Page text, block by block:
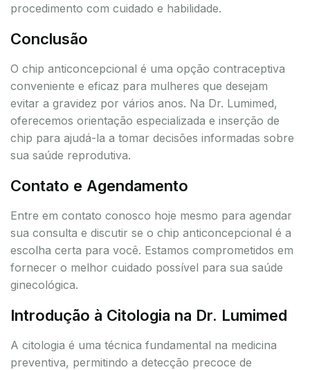
procedimento com cuidado e habilidade.
Conclusão
O chip anticoncepcional é uma opção contraceptiva
conveniente e eficaz para mulheres que desejam
evitar a gravidez por vários anos. Na Dr. Lumimed,
oferecemos orientação especializada e inserção de
chip para ajudá-la a tomar decisões informadas sobre
sua saúde reprodutiva.
Contato e Agendamento
Entre em contato conosco hoje mesmo para agendar
sua consulta e discutir se o chip anticoncepcional é a
escolha certa para você. Estamos comprometidos em
fornecer o melhor cuidado possível para sua saúde
ginecológica.
Introdução à Citologia na Dr. Lumimed
A citologia é uma técnica fundamental na medicina
preventiva, permitindo a detecção precoce de